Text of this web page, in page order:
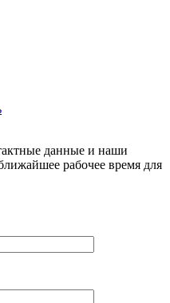
данные и наши
рабочее время для